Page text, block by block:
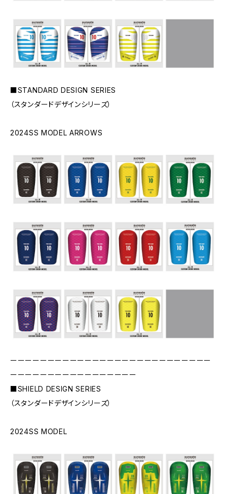
■STANDARD DESIGN SERIES
（スタンダードデザインシリーズ）
2024SS MODEL ARROWS
ーーーーーーーーーーーーーーーーーーーーーーーーーーー
ーーーーーーーーーーーーーーーーー
■SHIELD DESIGN SERIES
（スタンダードデザインシリーズ）
2024SS MODEL